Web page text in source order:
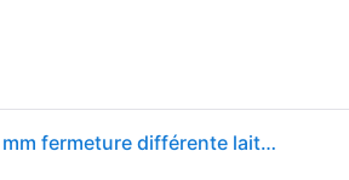
Burg Wächter 3061 Cadenas 45.00 mm fermeture différente laiton avec serrure à clé